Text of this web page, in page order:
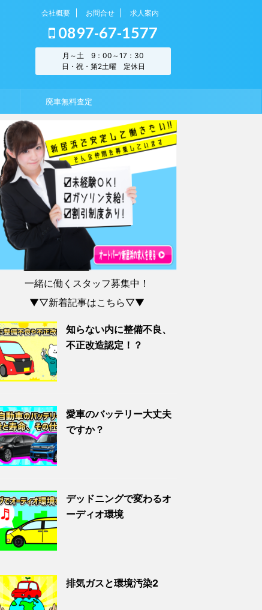
会社概要 お問合せ 求人案内
0897-67-1577
月～土 9：00～17：30
日・祝・第2土曜 定休日
廃車無料査定
一緒に働くスタッフ募集中！
▼▽新着記事はこちら▽▼
知らない内に整備不良、
不正改造認定！？
愛車のバッテリー大丈夫
ですか？
デッドニングで変わるオ
ーディオ環境
排気ガスと環境汚染2